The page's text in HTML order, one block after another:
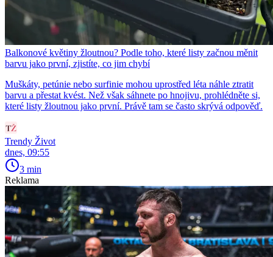
Balkonové květiny žloutnou? Podle toho, které listy začnou měnit
barvu jako první, zjistíte, co jim chybí
Muškáty, petúnie nebo surfinie mohou uprostřed léta náhle ztratit
barvu a přestat kvést. Než však sáhnete po hnojivu, prohlédněte si,
které listy žloutnou jako první. Právě tam se často skrývá odpověď.
Trendy Život
dnes, 09:55
3 min
Reklama